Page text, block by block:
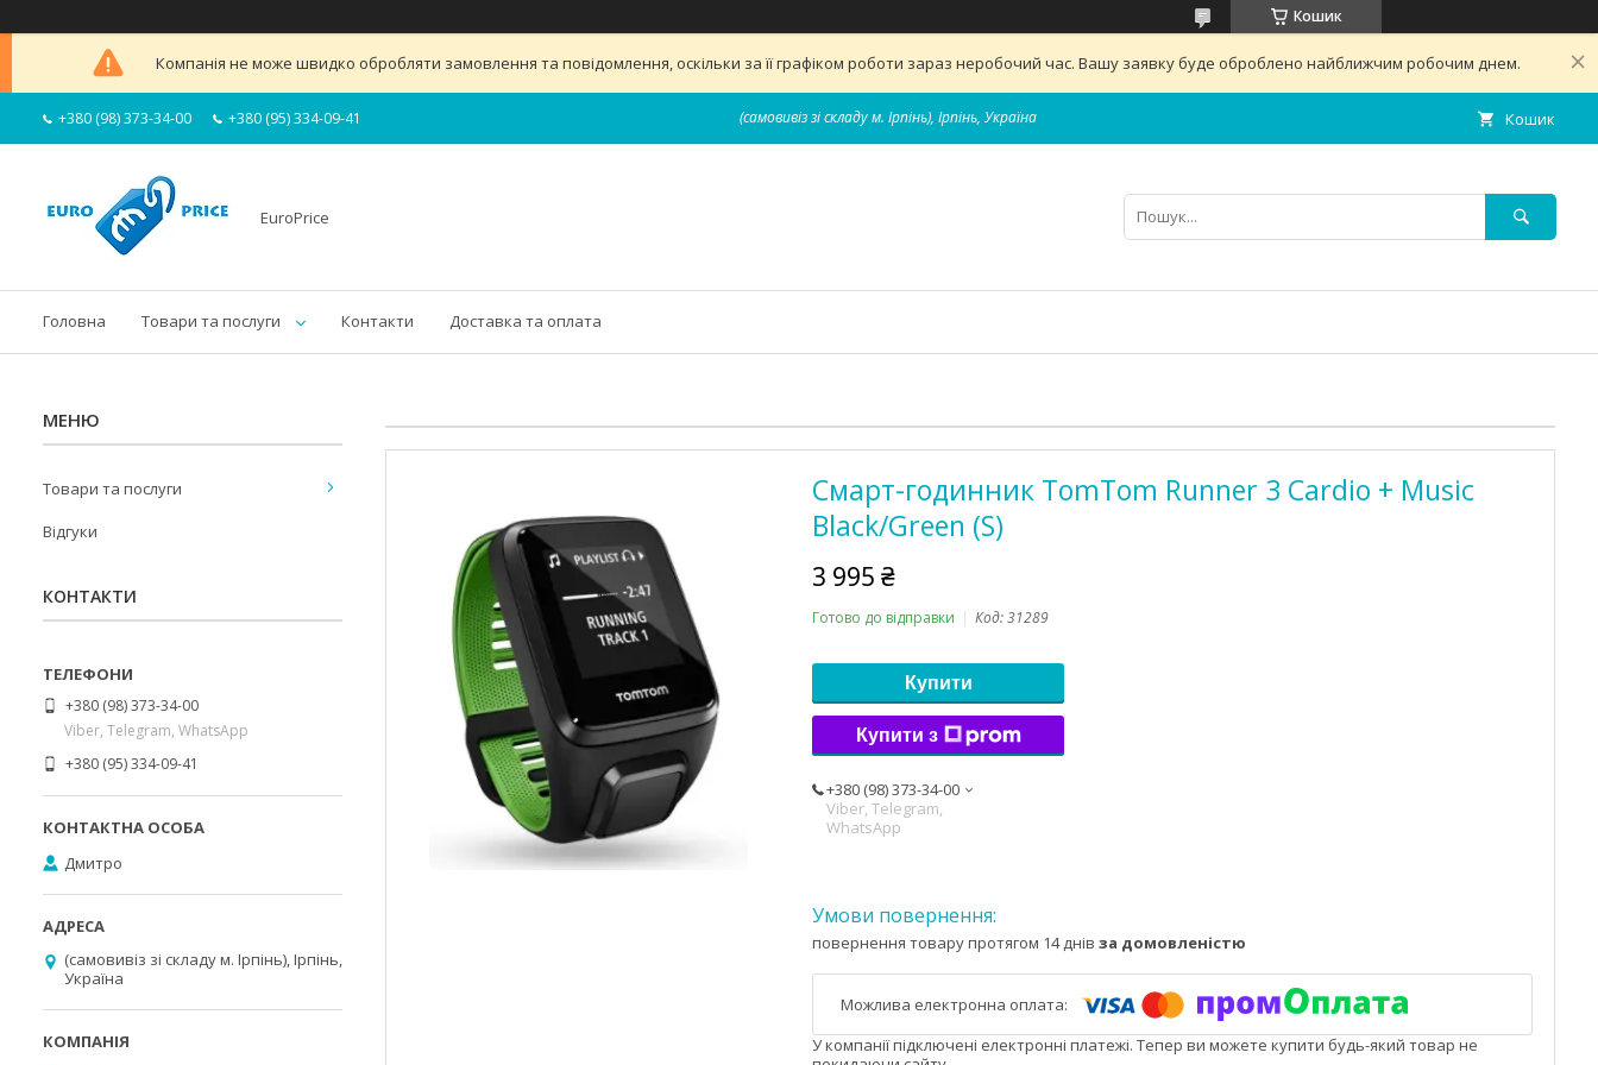
Кошик
Компанія не може швидко обробляти замовлення та повідомлення, оскільки за її графіком роботи зараз неробочий час. Вашу заявку буде оброблено найближчим робочим днем.
+380 (98) 373-34-00 +380 (95) 334-09-41 (самовивіз зі складу м. Ірпінь), Ірпінь, Україна Кошик
EuroPrice
Головна Товари та послуги Контакти Доставка та оплата
Смарт-годинник TomTom Runner 3 Cardio + Music
Black/Green (S)
3 995 ₴
Готово до відправки Код:31289
Купити
Купити з
+380 (98) 373-34-00
Viber, Telegram,
WhatsApp
повернення товару протягом 14 днів за домовленістю
У компанії підключені електронні платежі. Тепер ви можете купити будь-який товар не
Товари та послуги
Відгуки
КОНТАКТИ
+380 (98) 373-34-00
Viber, Telegram, WhatsApp
+380 (95) 334-09-41
Дмитро
(самовивіз зі складу м. Ірпінь), Ірпінь,
Україна